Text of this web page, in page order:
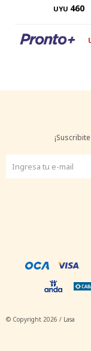
UYU 460
© Copyright 2026 / Lasa